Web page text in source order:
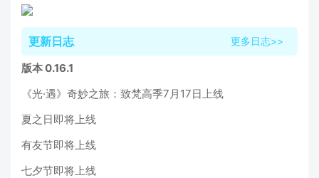
更新日志 更多日志>>
版本 0.16.1
《光·遇》奇妙之旅：致梵高季7月17日上线
夏之日即将上线
有友节即将上线
七夕节即将上线